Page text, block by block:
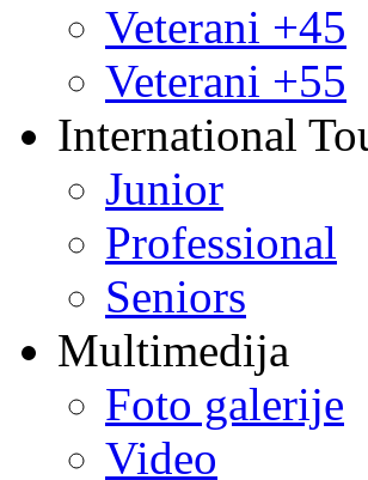
Veterani +45
Veterani +55
International
Junior
Professional
Seniors
Multimedija
Foto galerije
Video